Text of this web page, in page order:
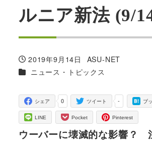
ルニア新法 (9/
投稿日
2019年9月14日
著
者
ASU-NET
カテゴリー
ニュース・トピックス
0
シェア -
ツイート ブ
LINE Pocket Pinterest
ウーバーに壊滅的な影響？